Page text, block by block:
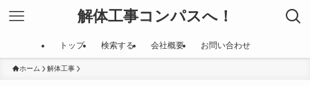
解体工事コンパスへ！
トップ 検索する 会社概要 お問い合わせ
ホーム 解体工事